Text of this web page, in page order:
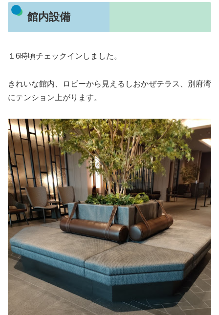
館内設備
１6時頃チェックインしました。
きれいな館内、ロビーから見えるしおかぜテラス、別府湾
にテンション上がります。